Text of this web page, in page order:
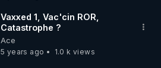
Vaxxed 1, Vac'cin ROR,
Catastrophe ?
Ace
5 years ago
1.0 k views